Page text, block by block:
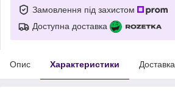
Замовлення під захистом
Доступна доставка
Опис Характеристики Доставка